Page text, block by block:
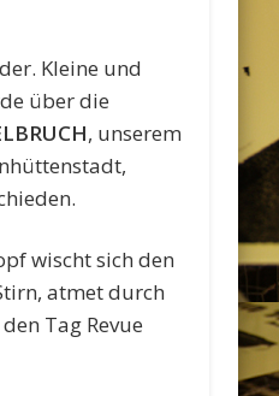
Kleine und
über die
, unserem
wischt sich den
atmet durch
Tag Revue